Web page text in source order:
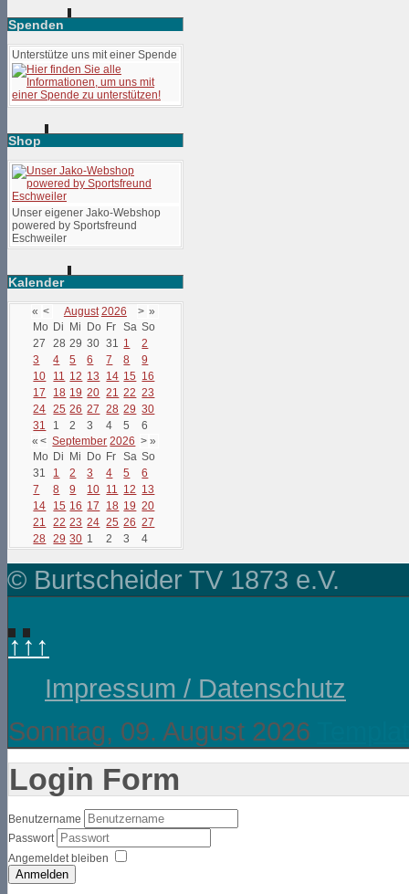
Spenden
Unterstütze uns mit einer Spende
Shop
Unser eigener Jako-Webshop
powered by Sportsfreund
Eschweiler
Kalender
« < August 2026 > »
Mo Di Mi Do Fr Sa So
27
28 29 30 31 1
2
3
4 5 6 7 8
9
10
11 12 13 14 15 16
17
18 19 20 21 22 23
24 25 26 27 28 29 30
31
1 2 3 4 5
6
« < September 2026 > »
Mo Di Mi Do Fr Sa So
31
1 2 3 4 5
6
7
8 9 10 11 12 13
14
15 16 17 18 19 20
21
22 23 24 25 26 27
28 29 30 1 2 3 4
© Burtscheider TV 1873 e.V.
↑↑↑
Impressum / Datenschutz
Sonntag, 09. August 2026
Login Form
Benutzername
Passwort
Angemeldet bleiben
Anmelden